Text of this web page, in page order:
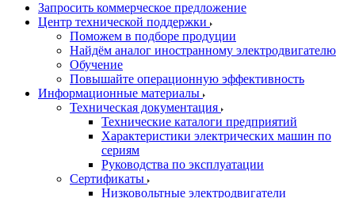
Запросить коммерческое предложение
Центр технической поддержки
Поможем в подборе продуции
Найдём аналог иностранному электродвигателю
Обучение
Повышайте операционную эффективность
Информационные материалы
Техническая документация
Технические каталоги предприятий
Характеристики электрических машин по
сериям
Руководства по эксплуатации
Сертификаты
Низковольтные электродвигатели